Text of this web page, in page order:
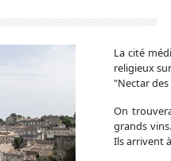
La cité
religieux
"Nectar
On
grands
Ils arrivent